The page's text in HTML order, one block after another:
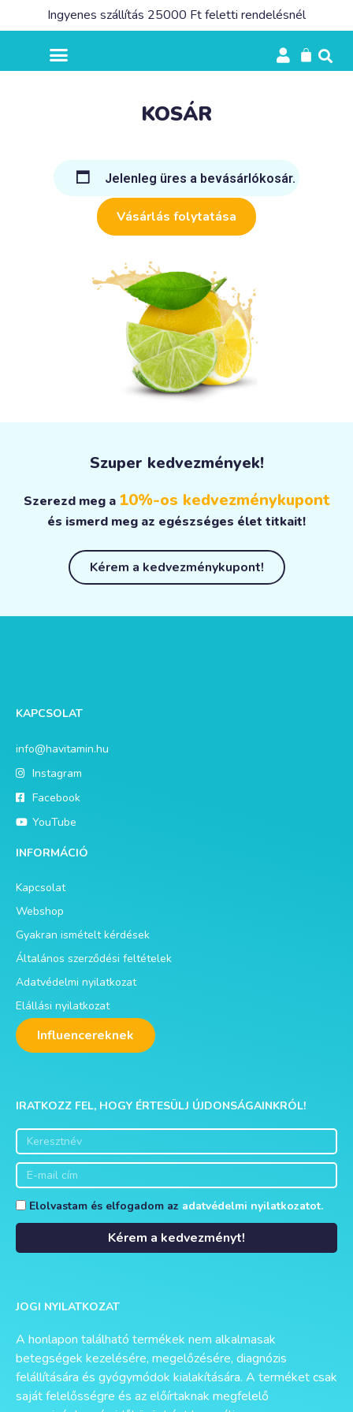
Ingyenes szállítás 25000 Ft feletti rendelésnél
KOSÁR
Jelenleg üres a bevásárlókosár.
Vásárlás folytatása
Szuper kedvezmények!
Szerezd meg a 10%-os kedvezménykupont
és ismerd meg az egészséges élet titkait!
Kérem a kedvezménykupont!
KAPCSOLAT
info@havitamin.hu
Instagram
Facebook
YouTube
INFORMÁCIÓ
Kapcsolat
Webshop
Gyakran ismételt kérdések
Általános szerződési feltételek
Adatvédelmi nyilatkozat
Elállási nyilatkozat
Influencereknek
IRATKOZZ FEL, HOGY ÉRTESÜLJ ÚJDONSÁGAINKRÓL!
Elolvastam és elfogadom az adatvédelmi nyilatkozatot.
Kérem a kedvezményt!
JOGI NYILATKOZAT
A honlapon található termékek nem alkalmasak
betegségek kezelésére, megelőzésére, diagnózis
felállítására és gyógymódok kialakítására. A terméket csak
saját felelősségre és az előírtaknak megfelelő